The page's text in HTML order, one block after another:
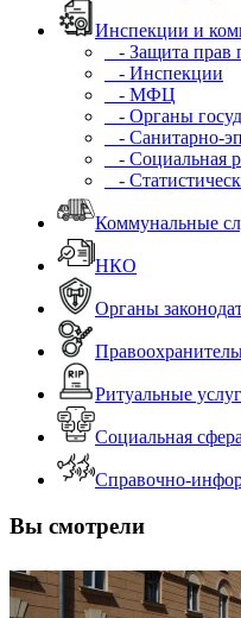
Инспекции и
- Защита прав
- Инспекции
- МФЦ
- Органы
- Санитарно-
- Социальная
-
Коммунальные
НКО
Органы
Ритуальные
Социальная
Справочно-
Вы смотрели